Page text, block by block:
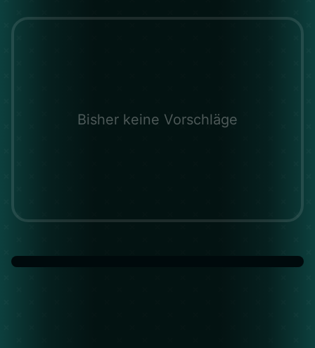
Bisher keine Vorschläge